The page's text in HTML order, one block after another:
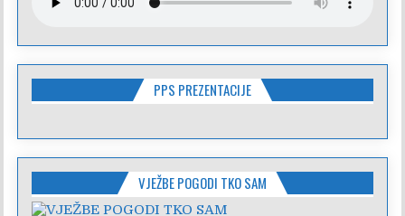
PPS PREZENTACIJE
VJEŽBE POGODI TKO SAM